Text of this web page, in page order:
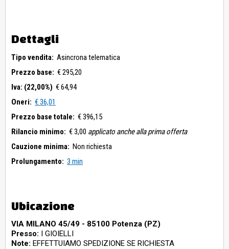
Dettagli
Tipo vendita: Asincrona telematica
Prezzo base: € 295,20
Iva: (22,00%) € 64,94
Oneri: € 36,01
Prezzo base totale: € 396,15
Rilancio minimo: € 3,00 applicato anche alla prima offerta
Cauzione minima: Non richiesta
Prolungamento: 3 min
Ubicazione
VIA MILANO 45/49 - 85100 Potenza (PZ)
Presso: I GIOIELLI
Note: EFFETTUIAMO SPEDIZIONE SE RICHIESTA